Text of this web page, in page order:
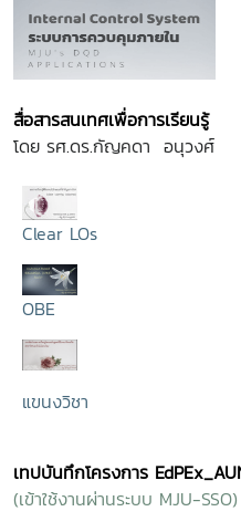
สื่อสารสนเทศเพื่อการเรียนรู้
โดย รศ.ดร.กัญคดา อนุวงศ์
Clear LOs
OBE
แขนงวิชา
เทปบันทึกโครงการ
(เข้าใช้งานผ่านระบบ MJU-SSO)